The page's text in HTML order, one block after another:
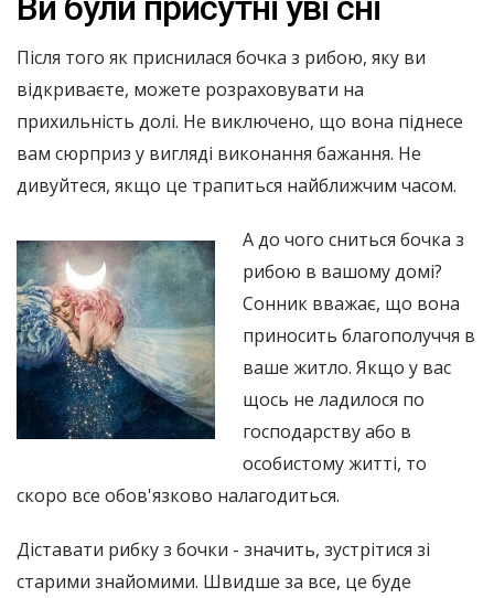
Після того як приснилася бочка з рибою, яку ви
відкриваєте, можете розраховувати на
прихильність долі. Не виключено, що вона піднесе
вам сюрприз у вигляді виконання бажання. Не
дивуйтеся, якщо це трапиться найближчим часом.
А до чого сниться бочка з
рибою в вашому домі?
Сонник вважає, що вона
приносить благополуччя в
ваше житло. Якщо у вас
щось не ладилося по
господарству або в
особистому житті, то
скоро все обов'язково налагодиться.
Діставати рибку з бочки - значить, зустрітися зі
старими знайомими. Швидше за все, це буде